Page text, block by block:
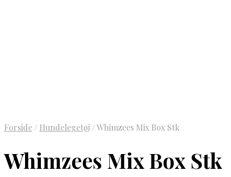
Forside / Hundelegetøj /Whimzees Mix Box Stk
Whimzees Mix Box Stk